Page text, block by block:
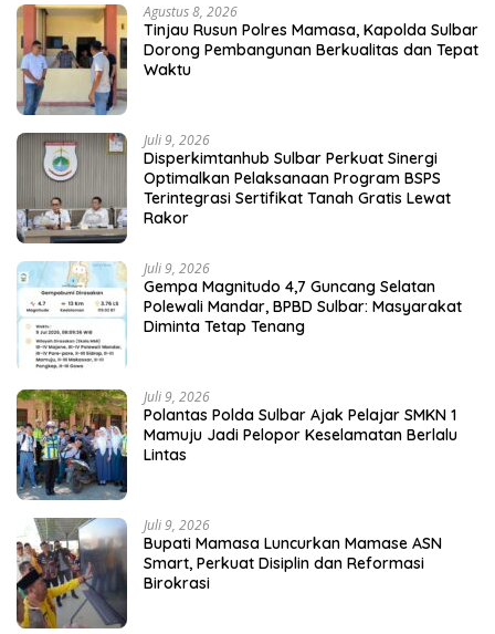
Agustus 8, 2026
Tinjau Rusun Polres Mamasa, Kapolda Sulbar
Dorong Pembangunan Berkualitas dan Tepat
Waktu
Juli 9, 2026
Disperkimtanhub Sulbar Perkuat Sinergi
Optimalkan Pelaksanaan Program BSPS
Terintegrasi Sertifikat Tanah Gratis Lewat
Rakor
Juli 9, 2026
Gempa Magnitudo 4,7 Guncang Selatan
Polewali Mandar, BPBD Sulbar: Masyarakat
Diminta Tetap Tenang
Juli 9, 2026
Polantas Polda Sulbar Ajak Pelajar SMKN 1
Mamuju Jadi Pelopor Keselamatan Berlalu
Lintas
Juli 9, 2026
Bupati Mamasa Luncurkan Mamase ASN
Smart, Perkuat Disiplin dan Reformasi
Birokrasi